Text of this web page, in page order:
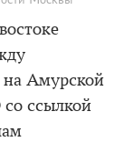
Амурской
ссылкой